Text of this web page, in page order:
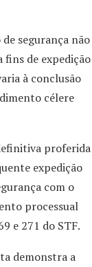
segurança não
fins de expedição
à conclusão
célere
proferida
expedição
com o
processual
e 271 do STF.
demonstra a